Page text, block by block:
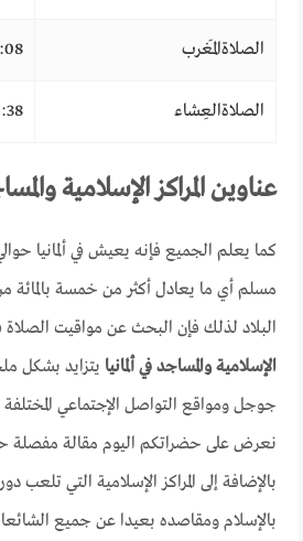
الصلاةالمَغرب PM
الصلاةالعِشاء PM
عناوين المراكز الإسلامية
كما يعلم الجميع فإنه يعيش في ألمانيا
مسلم أي ما يعادل أكثر من خمسة بالمائة
البلاد لذلك فإن البحث عن مواقيت الصلاة
الإسلامية والمساجد في ألمانيا يتزايد بشكل
جوجل ومواقع التواصل الإجتماعي المختلفة
نعرض على حضراتكم اليوم مقالة مفصلة حول
بالإضافة إلى المراكز الإسلامية التي تلعب
بالإسلام ومقاصده بعيدا عن جميع